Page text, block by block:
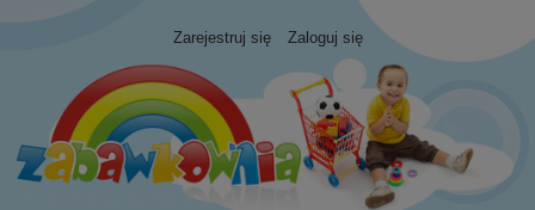
Zarejestruj się Zaloguj się